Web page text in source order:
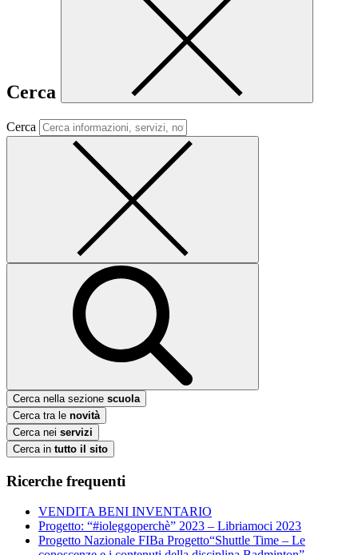
Cerca
Cerca
Cerca nella sezione scuola
Cerca tra le novità
Cerca nei servizi
Cerca in tutto il sito
Ricerche frequenti
VENDITA BENI INVENTARIO
Progetto: “#ioleggoperchè” 2023 – Libriamoci 2023
Progetto Nazionale FIBa Progetto“Shuttle Time – Le